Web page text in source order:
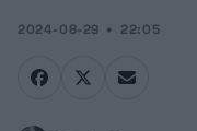
2024-08-29 22:05